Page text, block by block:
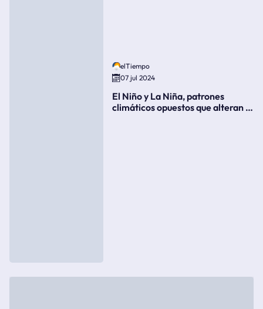
elTiempo
07 jul 2024
El Niño y La Niña, patrones
climáticos opuestos que alteran la